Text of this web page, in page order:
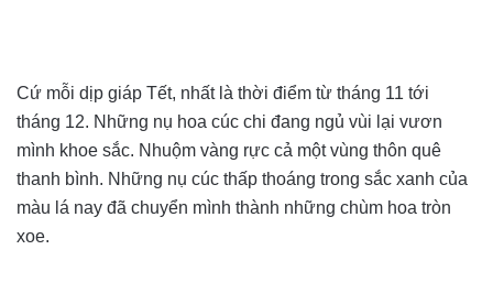
Cứ mỗi dịp giáp Tết, nhất là thời điểm từ tháng 11 tới
tháng 12. Những nụ hoa cúc chi đang ngủ vùi lại vươn
mình khoe sắc. Nhuộm vàng rực cả một vùng thôn quê
thanh bình. Những nụ cúc thấp thoáng trong sắc xanh của
màu lá nay đã chuyển mình thành những chùm hoa tròn
xoe.